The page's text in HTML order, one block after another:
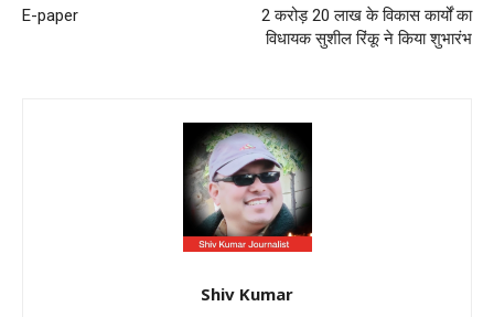
E-paper
2 करोड़ 20 लाख के विकास कार्यों का
विधायक सुशील रिंकू ने किया शुभारंभ
Shiv Kumar